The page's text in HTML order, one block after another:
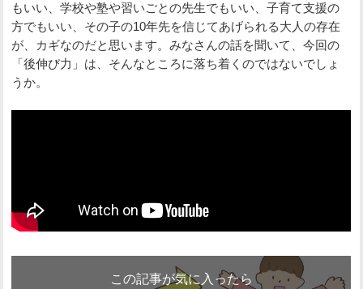
もいい、学校や塾や習いごとの先生でもいい、子育て支援の
方でもいい、その子の10年先を信じてあげられる大人の存在
が、カギなのだと思います。みなさんの話を聞いて、今回の
「後伸び力」は、そんなところに落ち着くのではないでしょ
うか。
この記事が気に入ったら